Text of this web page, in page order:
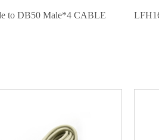
to DB50 Male*4 CABLE